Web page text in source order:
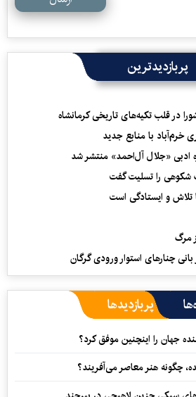
پربازدیدترین
در قلب تکیه‌های تاریخی کرمانشاه
خرم‌آباد با منابع جدید
ادبی «جلال آل‌احمد» منتشر شد
شکوهی را تسلیت گفت
و ایستادگی است
مرگ
چنارهای استوار ورودی گرگان
پربازدیدها
جهان را اینچنین موفق کرد؟
چگونه هنر معاصر می‌آفریند؟